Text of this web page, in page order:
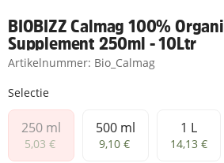
BIOBIZZ Calmag 100%
Supplement 250ml - 10Ltr
Artikelnummer: Bio_Calmag
Selectie
250 ml
250 ml
5,03 €
500 ml
500 ml
9,10 €
1 L
1 L
14,13 €